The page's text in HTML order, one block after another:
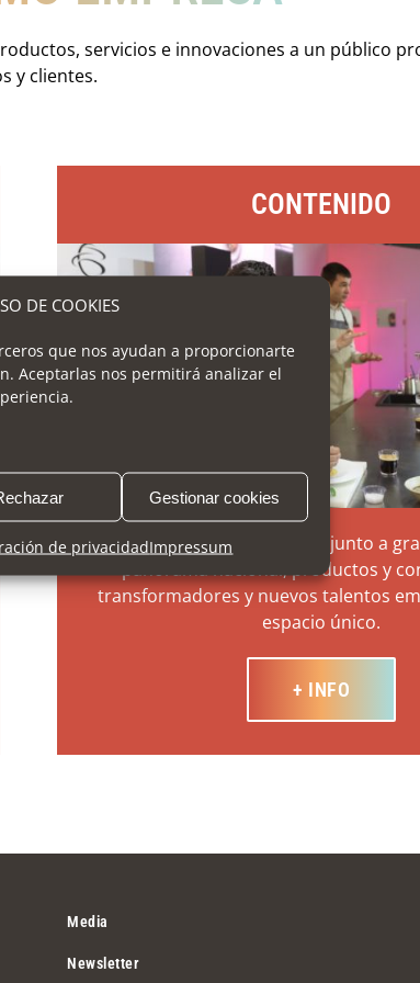
DE COOKIES
que nos ayudan a proporcionarte
Aceptarlas nos permitirá analizar el
Gestionar cookies
de privacidadImpressum
servicios e innovaciones a un público
y clientes.
CONTENIDO
Posicionamiento de marca junto a
panorama nacional, productos y
transformadores y nuevos talentos
espacio único.
+ INFO
Media
Newsletter